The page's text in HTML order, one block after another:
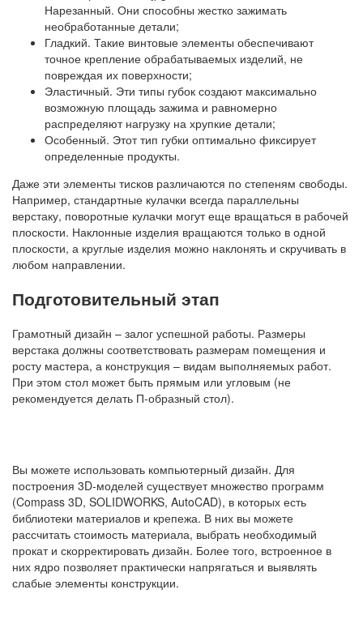
Нарезанный. Они способны жестко зажимать
необработанные детали;
Гладкий. Такие винтовые элементы обеспечивают
точное крепление обрабатываемых изделий, не
повреждая их поверхности;
Эластичный. Эти типы губок создают максимально
возможную площадь зажима и равномерно
распределяют нагрузку на хрупкие детали;
Особенный. Этот тип губки оптимально фиксирует
определенные продукты.
Даже эти элементы тисков различаются по степеням свободы.
Например, стандартные кулачки всегда параллельны
верстаку, поворотные кулачки могут еще вращаться в рабочей
плоскости. Наклонные изделия вращаются только в одной
плоскости, а круглые изделия можно наклонять и скручивать в
любом направлении.
Подготовительный этап
Грамотный дизайн – залог успешной работы. Размеры
верстака должны соответствовать размерам помещения и
росту мастера, а конструкция – видам выполняемых работ.
При этом стол может быть прямым или угловым (не
рекомендуется делать П-образный стол).
Вы можете использовать компьютерный дизайн. Для
построения 3D-моделей существует множество программ
(Compass 3D, SOLIDWORKS, AutoCAD), в которых есть
библиотеки материалов и крепежа. В них вы можете
рассчитать стоимость материала, выбрать необходимый
прокат и скорректировать дизайн. Более того, встроенное в
них ядро ​​позволяет практически напрягаться и выявлять
слабые элементы конструкции.